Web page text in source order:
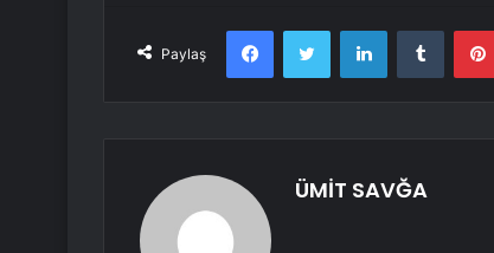
Paylaş
FacebookTwitter LinkedInTumblr
ÜMİT SAVĞA